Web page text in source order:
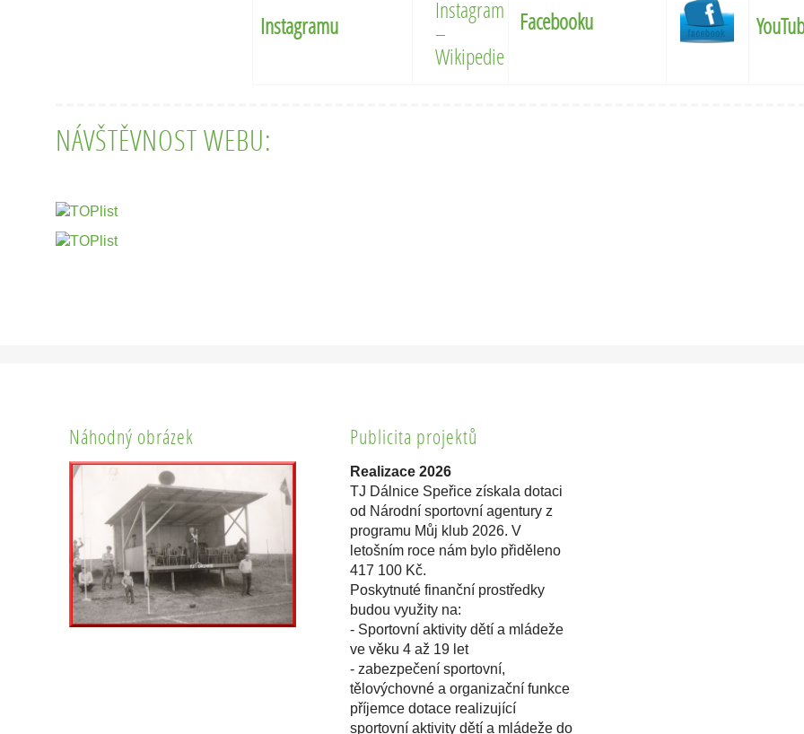
Instagramu Facebooku
NÁVŠTĚVNOST WEBU:
Náhodný obrázek Publicita projektů
Realizace 2026
TJ Dálnice Speřice získala dotaci
od Národní sportovní agentury z
programu Můj klub 2026. V
letošním roce nám bylo přiděleno
417 100 Kč.
Poskytnuté finanční prostředky
budou využity na:
- Sportovní aktivity dětí a mládeže
ve věku 4 až 19 let
- zabezpečení sportovní,
tělovýchovné a organizační funkce
příjemce dotace realizující
sportovní aktivity dětí a mládeže do